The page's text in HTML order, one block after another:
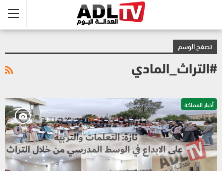
تصفح الوسم
#التراث_المادي
أخبار المملكة